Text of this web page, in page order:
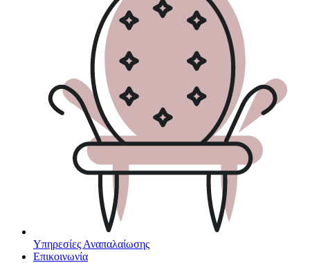
Υπηρεσίες Αναπαλαίωσης
Επικοινωνία